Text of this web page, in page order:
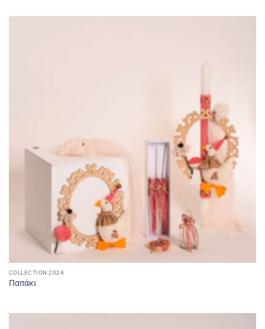
COLLECTION 2024
Παπάκι